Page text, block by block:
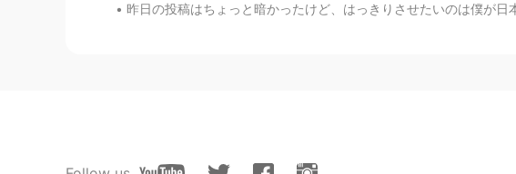
JP KR
昨日の投稿はちょっと暗かったけど、はっきりさせたいのは僕が日本にいれるのがすごく感謝しているということです。みんな優